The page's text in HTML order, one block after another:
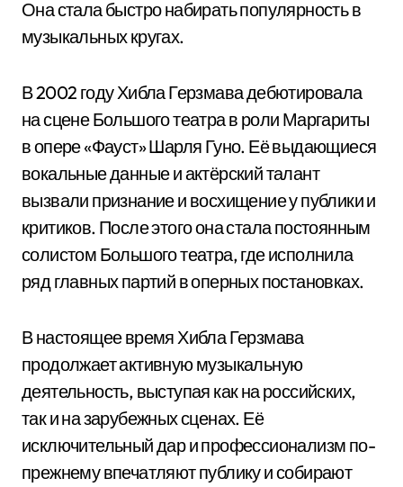
Она стала быстро набирать популярность в
музыкальных кругах.
В 2002 году Хибла Герзмава дебютировала
на сцене Большого театра в роли Маргариты
в опере «Фауст» Шарля Гуно. Её выдающиеся
вокальные данные и актёрский талант
вызвали признание и восхищение у публики и
критиков. После этого она стала постоянным
солистом Большого театра, где исполнила
ряд главных партий в оперных постановках.
В настоящее время Хибла Герзмава
продолжает активную музыкальную
деятельность, выступая как на российских,
так и на зарубежных сценах. Её
исключительный дар и профессионализм по-
прежнему впечатляют публику и собирают